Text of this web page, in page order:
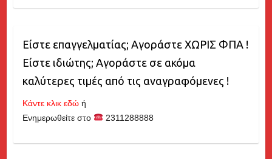
Είστε επαγγελματίας; Αγοράστε ΧΩΡΙΣ ΦΠΑ !
Είστε ιδιώτης; Αγοράστε σε ακόμα
καλύτερες τιμές από τις αναγραφόμενες !
Κάντε κλικ εδώή
Ενημερωθείτε στο
2311288888